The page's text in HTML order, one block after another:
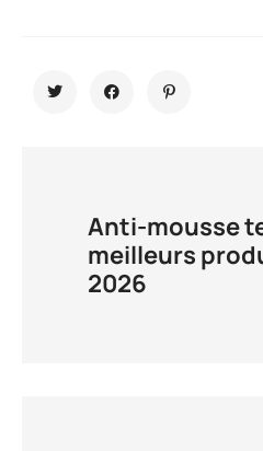
Anti-mousse
meilleurs
2026